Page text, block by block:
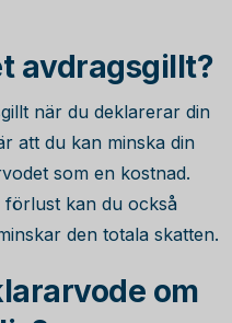
avdragsgillt?
när du deklarerar din
att du kan minska din
som en kostnad.
förlust kan du också
den totala skatten.
om